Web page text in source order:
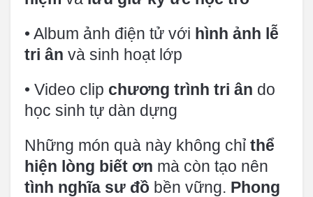
• Album ảnh điện tử với hình ảnh lễ
tri ân và sinh hoạt lớp
• Video clip chương trình tri ân do
học sinh tự dàn dựng
Những món quà này không chỉ thể
hiện lòng biết ơn mà còn tạo nên
tình nghĩa sư đồ bền vững. Phong